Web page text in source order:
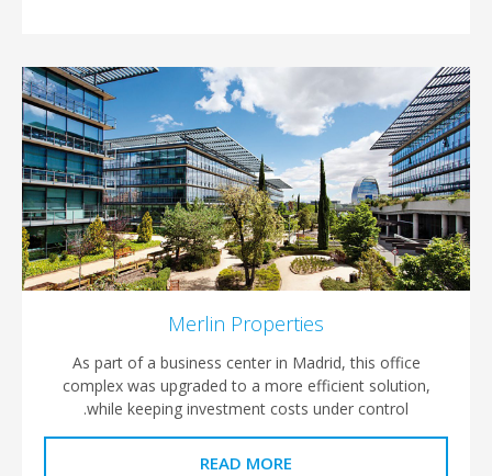
Merlin Properties
As part of a business center in Madrid, this
complex was upgraded to a more efficient
while keeping investment costs under control.
READ MORE